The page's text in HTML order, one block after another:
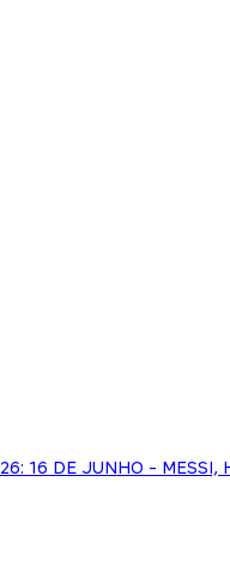
16 DE JUNHO - MESSI,